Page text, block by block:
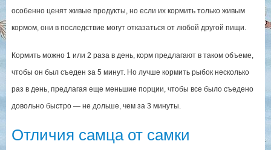
особенно ценят живые продукты, но если их кормить только живым
кормом, они в последствие могут отказаться от любой другой пищи.
Кормить можно 1 или 2 раза в день, корм предлагают в таком объеме,
чтобы он был съеден за 5 минут. Но лучше кормить рыбок несколько
раз в день, предлагая еще меньшие порции, чтобы все было съедено
довольно быстро — не дольше, чем за 3 минуты.
Отличия самца от самки